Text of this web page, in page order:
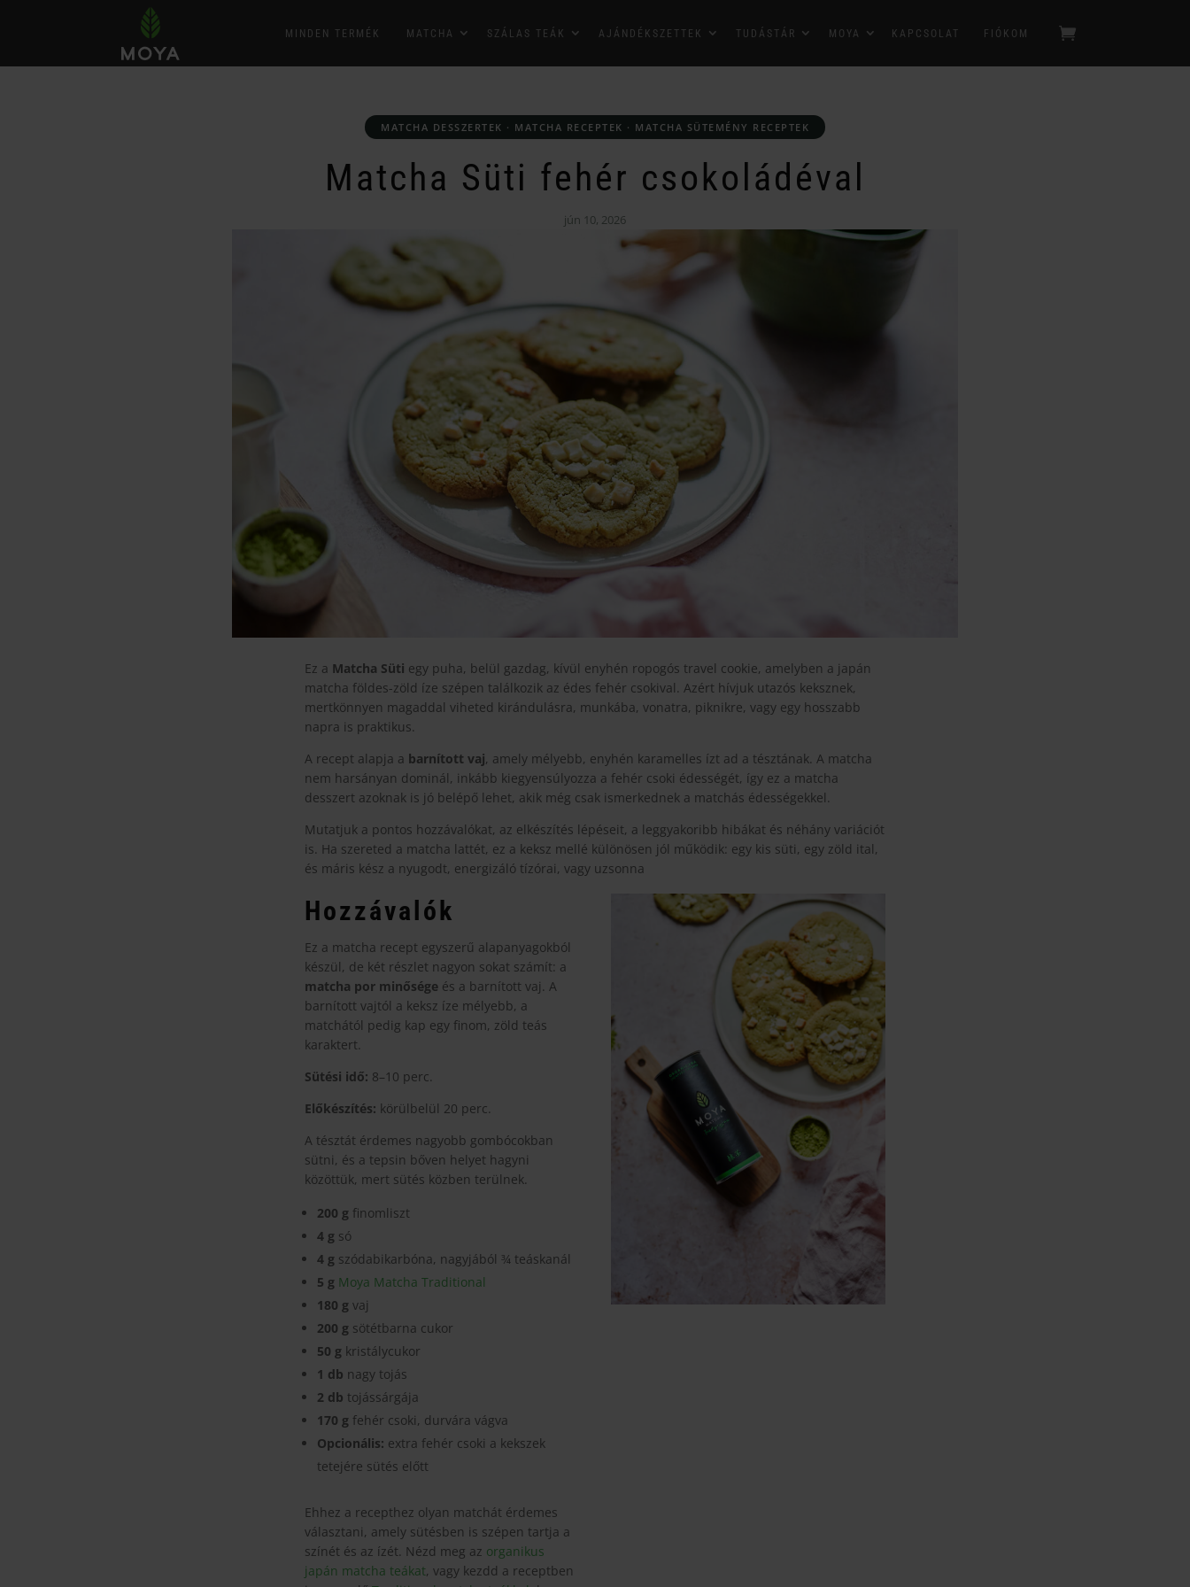
MINDEN TERMÉK MATCHA SZÁLAS TEÁK AJÁNDÉKSZETTEK TUDÁSTÁR MOYA KAPCSOLAT FIÓKOM
MATCHA DESSZERTEK · MATCHA RECEPTEK · MATCHA SÜTEMÉNY RECEPTEK
Matcha Süti fehér csokoládéval
jún 10, 2026
Ez a Matcha Süti egy puha, belül gazdag, kívül enyhén ropogós travel cookie, amelyben a japán
matcha földes-zöld íze szépen találkozik az édes fehér csokival. Azért hívjuk utazós keksznek,
mertkönnyen magaddal viheted kirándulásra, munkába, vonatra, piknikre, vagy egy hosszabb
napra is praktikus.
A recept alapja a barnított vaj, amely mélyebb, enyhén karamelles ízt ad a tésztának. A matcha
nem harsányan dominál, inkább kiegyensúlyozza a fehér csoki édességét, így ez a matcha
desszert azoknak is jó belépő lehet, akik még csak ismerkednek a matchás édességekkel.
Mutatjuk a pontos hozzávalókat, az elkészítés lépéseit, a leggyakoribb hibákat és néhány variációt
is. Ha szereted a matcha lattét, ez a keksz mellé különösen jól működik: egy kis süti, egy zöld ital,
és máris kész a nyugodt, energizáló tízórai, vagy uzsonna
Hozzávalók
Ez a matcha recept egyszerű alapanyagokból
készül, de két részlet nagyon sokat számít: a
matcha por minősége és a barnított vaj. A
barnított vajtól a keksz íze mélyebb, a
matchától pedig kap egy finom, zöld teás
karaktert.
Sütési idő: 8–10 perc.
Előkészítés: körülbelül 20 perc.
A tésztát érdemes nagyobb gombócokban
sütni, és a tepsin bőven helyet hagyni
közöttük, mert sütés közben terülnek.
200 g finomliszt
4 g só
4 g szódabikarbóna, nagyjából ¾ teáskanál
5 g Moya Matcha Traditional
180 g vaj
200 g sötétbarna cukor
50 g kristálycukor
1 db nagy tojás
2 db tojássárgája
170 g fehér csoki, durvára vágva
Opcionális: extra fehér csoki a kekszek
tetejére sütés előtt
Ehhez a recepthez olyan matchát érdemes
választani, amely sütésben is szépen tartja a
színét és az ízét. Nézd meg az organikus
japán matcha teákat, vagy kezdd a receptben